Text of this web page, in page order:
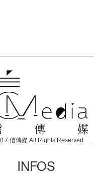
信傳媒 All Rights Reserved.
INFOS